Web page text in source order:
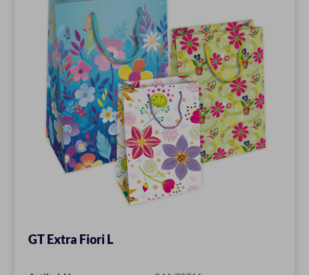
GT Extra Fiori L